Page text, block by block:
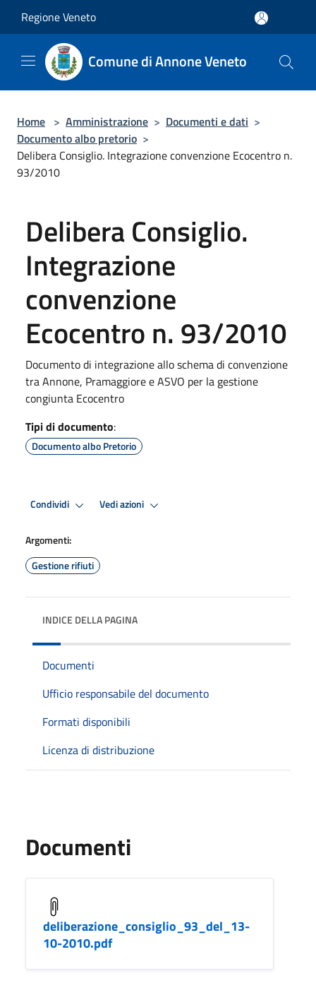
Regione Veneto
Comune di Annone Veneto
Home > Amministrazione > Documenti e dati >
Documento albo pretorio >
Delibera Consiglio. Integrazione convenzione Ecocentro n.
93/2010
Delibera Consiglio.
Integrazione
convenzione
Ecocentro n. 93/2010
Documento di integrazione allo schema di convenzione
tra Annone, Pramaggiore e ASVO per la gestione
congiunta Ecocentro
Tipi di documento:
Documento albo Pretorio
Condividi Vedi azioni
Argomenti:
Gestione rifiuti
INDICE DELLA PAGINA
Documenti
Ufficio responsabile del documento
Formati disponibili
Licenza di distribuzione
Documenti
deliberazione_consiglio_93_del_13-
10-2010.pdf